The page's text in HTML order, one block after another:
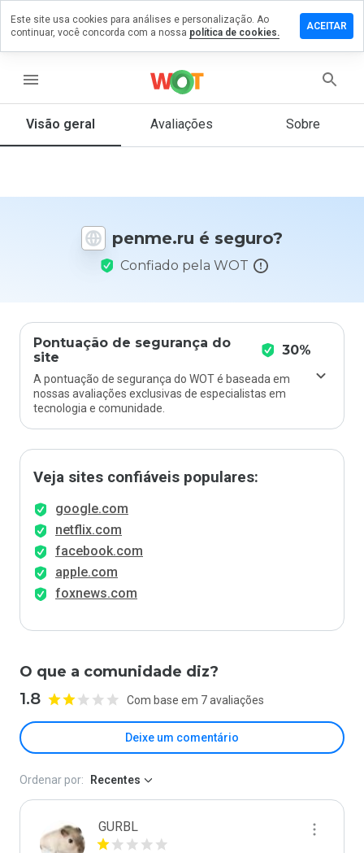
menu
Visão geral Avaliações Sobre
penme.ru é seguro?
Confiado pela WOT
Pontuação de segurança do
site
30%
A pontuação de segurança do WOT é baseada em
nossas avaliações exclusivas de especialistas em
tecnologia e comunidade.
Veja sites confiáveis populares:
google.com
netflix.com
facebook.com
apple.com
foxnews.com
O que a comunidade diz?
1.8 Com base em 7 avaliações
Deixe um comentário
um
que
Ordenar por: Recentes
GURBL
Este site usa cookies para análises e personalização. Ao
continuar, você concorda com a nossa política de cookies.
ACEITAR